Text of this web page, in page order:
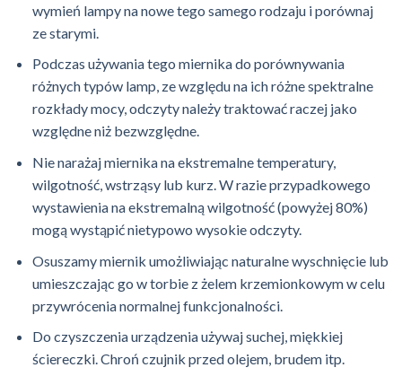
wymień lampy na nowe tego samego rodzaju i porównaj
ze starymi.
Podczas używania tego miernika do porównywania
różnych typów lamp, ze względu na ich różne spektralne
rozkłady mocy, odczyty należy traktować raczej jako
względne niż bezwzględne.
Nie narażaj miernika na ekstremalne temperatury,
wilgotność, wstrząsy lub kurz. W razie przypadkowego
wystawienia na ekstremalną wilgotność (powyżej 80%)
mogą wystąpić nietypowo wysokie odczyty.
Osuszamy miernik umożliwiając naturalne wyschnięcie lub
umieszczając go w torbie z żelem krzemionkowym w celu
przywrócenia normalnej funkcjonalności.
Do czyszczenia urządzenia używaj suchej, miękkiej
ściereczki. Chroń czujnik przed olejem, brudem itp.